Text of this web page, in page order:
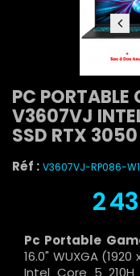
PC PORTABLE
V3607VJ
SSD RTX 3050
Réf : V3607VJ-RP086-
2
Pc Portable
16.0" WUXGA (1920
Intel Core 5